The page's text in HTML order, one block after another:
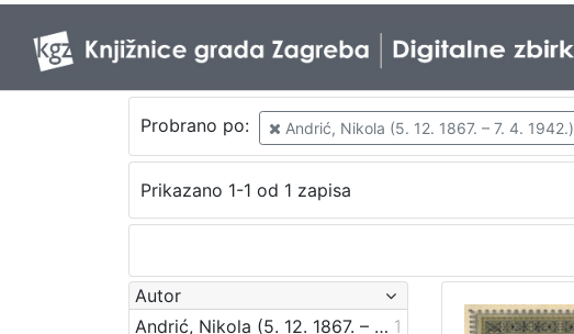
Probrano po: Andrić, Nikola (5. 12. 1867. – 7. 4. 1942.)
Prikazano 1-1 od 1 zapisa
Autor
Andrić, Nikola (5. 12. 1867. – 7. 4. 1942.) 1